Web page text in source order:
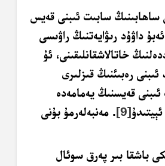
ساھابىنىڭ سابىت ئىبنى قەيس
داۋۇد رىۋايەتنىڭ راۋىسى
خاتالاشقانلىقىنى، ئۇ
رەبىئنىڭ قىزلىرى
ئىبنى قەيسنىڭ يەمامەدە
[9]. مەنبەلەرمۇ بۇنى
باشقا بىر پەرق سوئال